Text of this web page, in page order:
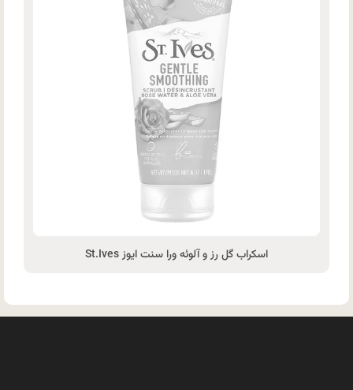
اسکراب گل رز و آلوئه ورا سنت ایوز St.Ives